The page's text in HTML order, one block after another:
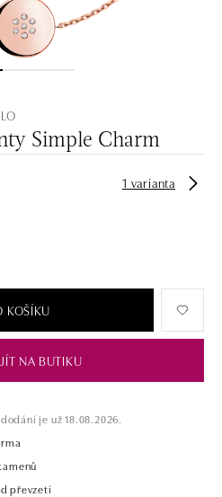
Simple Charm
1 varianta
KOŠÍKU
NA BUTIKU
je už 18.08.2026.
převzetí